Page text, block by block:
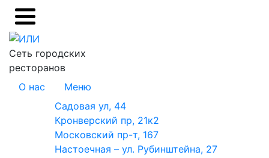
Сеть городских
ресторанов
О нас
Меню
Садовая ул, 44
Кронверский пр, 21к2
Московский пр-т, 167
Настоечная – ул. Рубинштейна, 27